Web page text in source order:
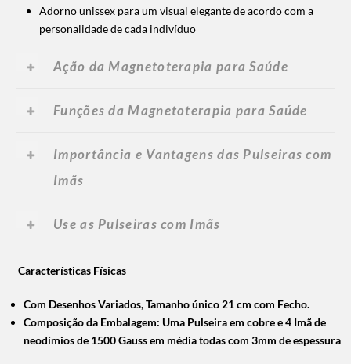
Adorno unissex para um visual elegante de acordo com a
personalidade de cada indivíduo
Ação da Magnetoterapia para Saúde
Funções da Magnetoterapia para Saúde
Importância e Vantagens das Pulseiras com
Imãs
Use as Pulseiras com Imãs
Características Físicas
Com Desenhos Variados,Tamanho único 21 cm com Fecho.
Composição da Embalagem: Uma Pulseira em cobre e 4 Imã de
neodímios de 1500 Gauss em média todas com 3mm de espessura